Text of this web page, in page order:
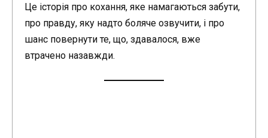
Це історія про кохання, яке намагаються забути,
про правду, яку надто боляче озвучити, і про
шанс повернути те, що, здавалося, вже
втрачено назавжди.